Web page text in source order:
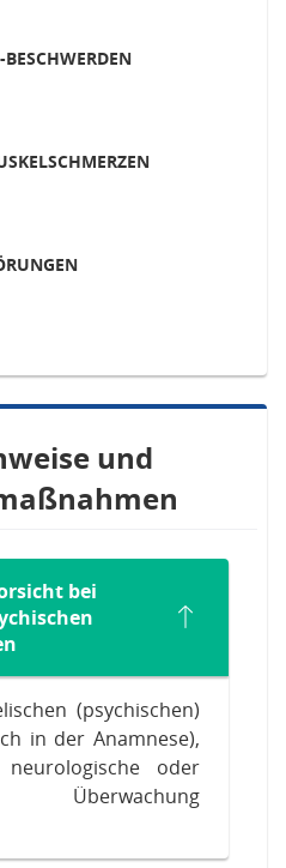
und
bei
(psychischen)
in der Anamnese),
oder
Überwachung